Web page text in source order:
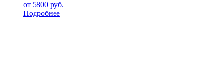
от 5800 руб.
Подробнее